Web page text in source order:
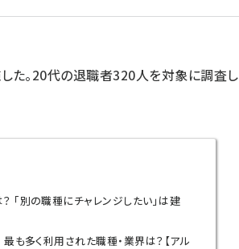
した。20代の退職者320人を対象に調査し
「別の職種にチャレンジしたい」は建
も多く利用された職種・業界は？【アル